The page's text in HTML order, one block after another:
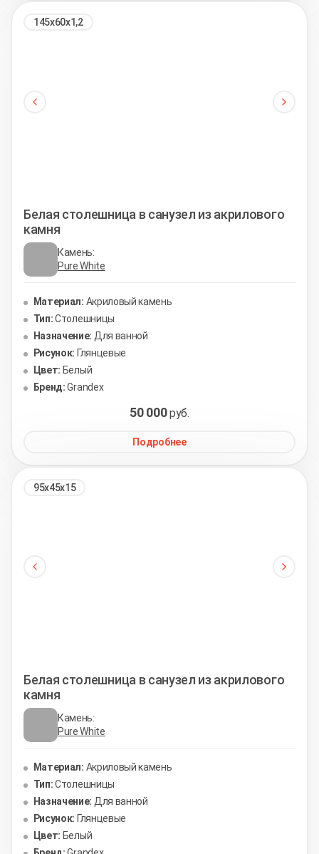
145х60х1,2
Белая столешница в санузел из акрилового
камня
Камень:
Pure White
Материал: Акриловый камень
Тип:Столешницы
Назначение: Для ванной
Рисунок: Глянцевые
Цвет: Белый
Бренд: Grandex
50 000руб.
Подробнее
95х45х15
Белая столешница в санузел из акрилового
камня
Камень:
Pure White
Материал: Акриловый камень
Тип:Столешницы
Назначение: Для ванной
Рисунок: Глянцевые
Цвет: Белый